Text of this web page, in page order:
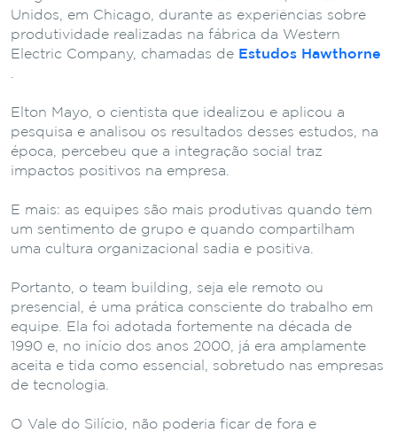
Unidos, em Chicago, durante as experiências sobre
produtividade realizadas na fábrica da Western
Electric Company, chamadas de Estudos Hawthorne
Elton Mayo, o cientista que idealizou e aplicou a
pesquisa e analisou os resultados desses estudos, na
época, percebeu que a integração social traz
impactos positivos na empresa.
E mais: as equipes são mais produtivas quando têm
um sentimento de grupo e quando compartilham
uma cultura organizacional sadia e positiva.
Portanto, o team building, seja ele remoto ou
presencial, é uma prática consciente do trabalho em
equipe. Ela foi adotada fortemente na década de
1990 e, no início dos anos 2000, já era amplamente
aceita e tida como essencial, sobretudo nas empresas
de tecnologia.
O Vale do Silício, não poderia ficar de fora e